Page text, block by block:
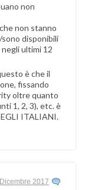
non
non stanno
disponibili
ultimi 12
è che il
fissando
oltre quanto
1, 2, 3), etc. è
ITALIANI.
2017